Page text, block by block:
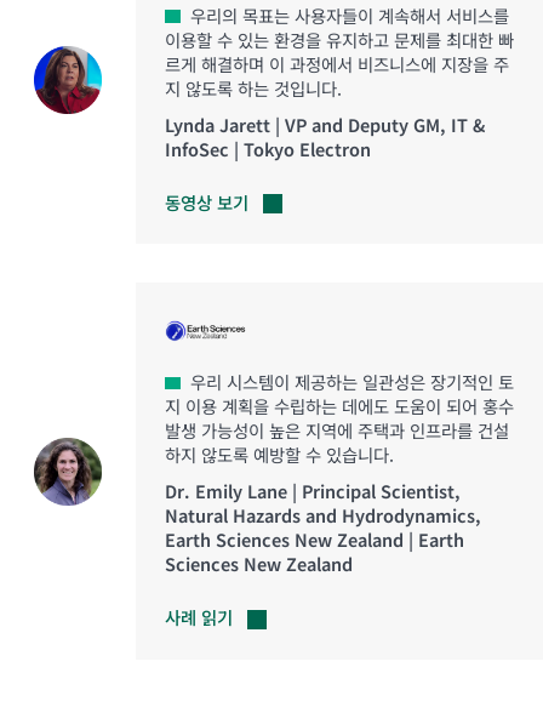
우리의 목표는 사용자들이 계속해서 서비스를
이용할 수 있는 환경을 유지하고 문제를 최대한 빠
르게 해결하며 이 과정에서 비즈니스에 지장을 주
지 않도록 하는 것입니다.
Lynda Jarett | VP and Deputy GM, IT &
InfoSec | Tokyo Electron
동영상보기
우리 시스템이 제공하는 일관성은 장기적인 토
지 이용 계획을 수립하는 데에도 도움이 되어 홍수
발생 가능성이 높은 지역에 주택과 인프라를 건설
하지 않도록 예방할 수 있습니다.
Dr. Emily Lane | Principal Scientist,
Natural Hazards and Hydrodynamics,
Earth Sciences New Zealand | Earth
Sciences New Zealand
사례 읽기